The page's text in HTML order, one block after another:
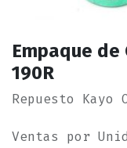
Empaque
190R
Repuesto Kayo
Ventas por